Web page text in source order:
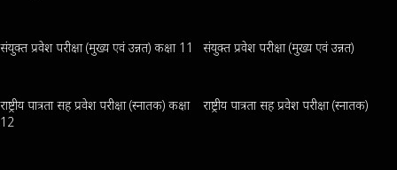
संयुक्त प्रवेश परीक्षा (मुख्य एवं उन्नत) कक्षा 11 संयुक्त प्रवेश परीक्षा (मुख्य एवं उन्नत)
राष्ट्रीय पात्रता सह प्रवेश परीक्षा (स्नातक) कक्षा
12
राष्ट्रीय पात्रता सह प्रवेश परीक्षा (स्नातक)